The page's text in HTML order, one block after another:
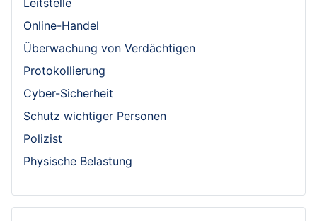
Leitstelle
Online-Handel
Überwachung von Verdächtigen
Protokollierung
Cyber-Sicherheit
Schutz wichtiger Personen
Polizist
Physische Belastung